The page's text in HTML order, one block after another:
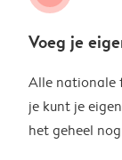
Voeg je
Alle nationale
je kunt je
het geheel